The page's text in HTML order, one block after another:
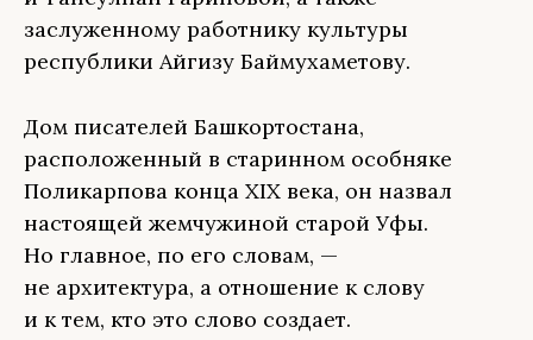
заслуженному работнику культуры
республики Айгизу Баймухаметову.
Дом писателей Башкортостана,
расположенный в старинном особняке
Поликарпова конца XIX века, он назвал
настоящей жемчужиной старой Уфы.
Но главное, по его словам, —
не архитектура, а отношение к слову
и к тем, кто это слово создает.